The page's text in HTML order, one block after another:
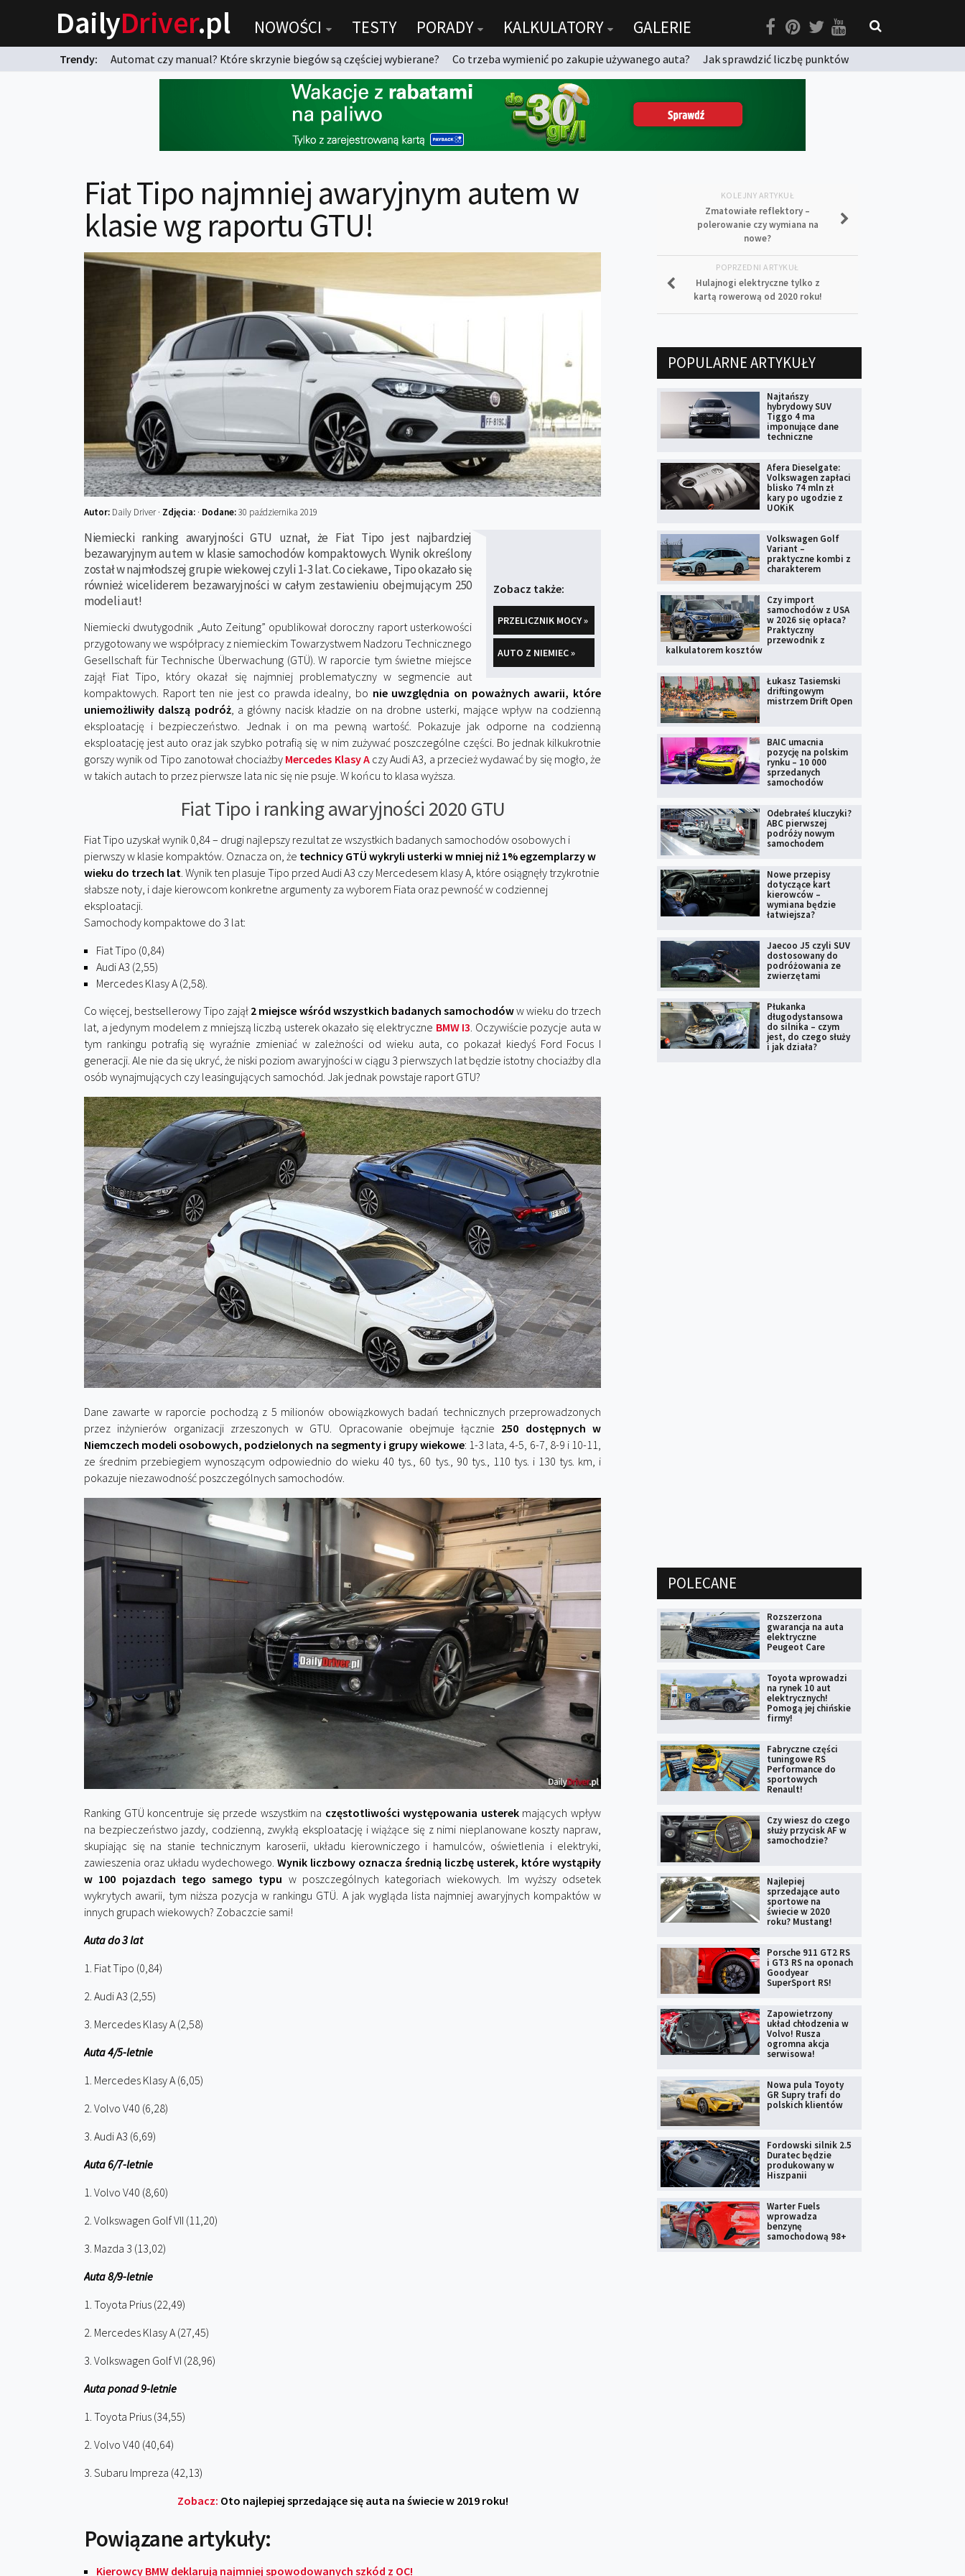
DailyDriver.pl NOWOŚCI TESTY PORADY KALKULATORY GALERIE
Trendy: Automat czy manual? Które skrzynie biegów są częściej wybierane? Co trzeba wymienić po zakupie używanego auta?
Jak sprawdzić liczbę punktów
Fiat Tipo najmniej awaryjnym autem w
klasie wg raportu GTU!
Autor: Daily Driver · Zdjęcia: · Dodane:30 października 2019
Zobacz także:
PRZELICZNIK MOCY »
AUTO Z NIEMIEC »
Niemiecki ranking awaryjności GTU uznał, że Fiat Tipo jest najbardziej
bezawaryjnym autem w klasie samochodów kompaktowych. Wynik określony
został w najmłodszej grupie wiekowej czyli 1-3 lat. Co ciekawe, Tipo okazało się
również wiceliderem bezawaryjności w całym zestawieniu obejmującym 250
modeli aut!
Niemiecki dwutygodnik „Auto Zeitung” opublikował doroczny raport usterkowości
przygotowany we współpracy z niemieckim Towarzystwem Nadzoru Technicznego
Gesellschaft für Technische Überwachung (GTÜ). W raporcie tym świetne miejsce
zajął Fiat Tipo, który okazał się najmniej problematyczny w segmencie aut
kompaktowych. Raport ten nie jest co prawda idealny, bo nie uwzględnia on poważnych awarii, które
uniemożliwiły dalszą podróż, a główny nacisk kładzie on na drobne usterki, mające wpływ na codzienną
eksploatację i bezpieczeństwo. Jednak i on ma pewną wartość. Pokazuje jak odporne na codzienną
eksploatację jest auto oraz jak szybko potrafią się w nim zużywać poszczególne części. Bo jednak kilkukrotnie
gorszy wynik od Tipo zanotował chociażby Mercedes Klasy Aczy Audi A3, a przecież wydawać by się mogło, że
w takich autach to przez pierwsze lata nic się nie psuje. W końcu to klasa wyższa.
Fiat Tipo i ranking awaryjności 2020 GTU
Fiat Tipo uzyskał wynik 0,84 – drugi najlepszy rezultat ze wszystkich badanych samochodów osobowych i
pierwszy w klasie kompaktów. Oznacza on, że technicy GTÜ wykryli usterki w mniej niż 1% egzemplarzy w
wieku do trzech lat. Wynik ten plasuje Tipo przed Audi A3 czy Mercedesem klasy A, które osiągnęły trzykrotnie
słabsze noty, i daje kierowcom konkretne argumenty za wyborem Fiata oraz pewność w codziennej
eksploatacji.
Samochody kompaktowe do 3 lat:
Fiat Tipo (0,84)
Audi A3 (2,55)
Mercedes Klasy A (2,58).
Co więcej, bestsellerowy Tipo zajął 2 miejsce wśród wszystkich badanych samochodóww wieku do trzech
lat, a jedynym modelem z mniejszą liczbą usterek okazało się elektryczne BMW I3. Oczywiście pozycje auta w
tym rankingu potrafią się wyraźnie zmieniać w zależności od wieku auta, co pokazał kiedyś Ford Focus I
generacji. Ale nie da się ukryć, że niski poziom awaryjności w ciągu 3 pierwszych lat będzie istotny chociażby dla
osób wynajmujących czy leasingujących samochód. Jak jednak powstaje raport GTU?
Dane zawarte w raporcie pochodzą z 5 milionów obowiązkowych badań technicznych przeprowadzonych
przez inżynierów organizacji zrzeszonych w GTU. Opracowanie obejmuje łącznie 250 dostępnych w
Niemczech modeli osobowych, podzielonych na segmenty i grupy wiekowe: 1-3 lata, 4-5, 6-7, 8-9 i 10-11,
ze średnim przebiegiem wynoszącym odpowiednio do wieku 40 tys., 60 tys., 90 tys., 110 tys. i 130 tys. km, i
pokazuje niezawodność poszczególnych samochodów.
Ranking GTÜ koncentruje się przede wszystkim na częstotliwości występowania usterekmających wpływ
na bezpieczeństwo jazdy, codzienną, zwykłą eksploatację i wiążące się z nimi nieplanowane koszty napraw,
skupiając się na stanie technicznym karoserii, układu kierowniczego i hamulców, oświetlenia i elektryki,
zawieszenia oraz układu wydechowego. Wynik liczbowy oznacza średnią liczbę usterek, które wystąpiły
w 100 pojazdach tego samego typu w poszczególnych kategoriach wiekowych. Im wyższy odsetek
wykrytych awarii, tym niższa pozycja w rankingu GTÜ. A jak wygląda lista najmniej awaryjnych kompaktów w
innych grupach wiekowych? Zobaczcie sami!
Auta do 3 lat
1. Fiat Tipo (0,84)
2. Audi A3 (2,55)
3. Mercedes Klasy A (2,58)
Auta 4/5-letnie
1. Mercedes Klasy A (6,05)
2. Volvo V40 (6,28)
3. Audi A3 (6,69)
Auta 6/7-letnie
1. Volvo V40 (8,60)
2. Volkswagen Golf VII (11,20)
3. Mazda 3 (13,02)
Auta 8/9-letnie
1. Toyota Prius (22,49)
2. Mercedes Klasy A (27,45)
3. Volkswagen Golf VI (28,96)
Auta ponad 9-letnie
1. Toyota Prius (34,55)
2. Volvo V40 (40,64)
3. Subaru Impreza (42,13)
Zobacz: Oto najlepiej sprzedające się auta na świecie w 2019 roku!
Powiązane artykuły:
Kierowcy BMW deklarują najmniej spowodowanych szkód z OC!
KOLEJNY ARTYKUŁ
Zmatowiałe reflektory –
polerowanie czy wymiana na
nowe?
POPRZEDNI ARTYKUŁ
Hulajnogi elektryczne tylko z
kartą rowerową od 2020 roku!
POPULARNE ARTYKUŁY
Najtańszy
hybrydowy SUV
Tiggo 4 ma
imponujące dane
techniczne
Afera Dieselgate:
Volkswagen zapłaci
blisko 74 mln zł
kary po ugodzie z
UOKiK
Volkswagen Golf
Variant –
praktyczne kombi z
charakterem
Czy import
samochodów z USA
w 2026 się opłaca?
Praktyczny
przewodnik z
kalkulatorem kosztów
Łukasz Tasiemski
driftingowym
mistrzem Drift Open
BAIC umacnia
pozycję na polskim
rynku – 10 000
sprzedanych
samochodów
Odebrałeś kluczyki?
ABC pierwszej
podróży nowym
samochodem
Nowe przepisy
dotyczące kart
kierowców –
wymiana będzie
łatwiejsza?
Jaecoo J5 czyli SUV
dostosowany do
podróżowania ze
zwierzętami
Płukanka
długodystansowa
do silnika – czym
jest, do czego służy
i jak działa?
POLECANE
Rozszerzona
gwarancja na auta
elektryczne
Peugeot Care
Toyota wprowadzi
na rynek 10 aut
elektrycznych!
Pomogą jej chińskie
firmy!
Fabryczne części
tuningowe RS
Performance do
sportowych
Renault!
Czy wiesz do czego
służy przycisk AF w
samochodzie?
Najlepiej
sprzedające auto
sportowe na
świecie w 2020
roku? Mustang!
Porsche 911 GT2 RS
i GT3 RS na oponach
Goodyear
SuperSport RS!
Zapowietrzony
układ chłodzenia w
Volvo! Rusza
ogromna akcja
serwisowa!
Nowa pula Toyoty
GR Supry trafi do
polskich klientów
Fordowski silnik 2.5
Duratec będzie
produkowany w
Hiszpanii
Warter Fuels
wprowadza
benzynę
samochodową 98+